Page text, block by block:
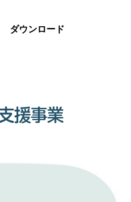
ダウンロード
援事業